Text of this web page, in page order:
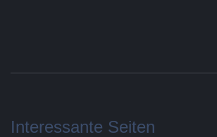
Interessante Seiten